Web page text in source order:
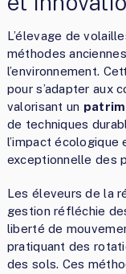
L’élevage de
méthodes
l’environnement.
pour s’adapter aux
valorisant un
de techniques
l’impact écologique
exceptionnelle des
Les éleveurs de la
gestion réfléchie
liberté de
pratiquant des
des sols. Ces